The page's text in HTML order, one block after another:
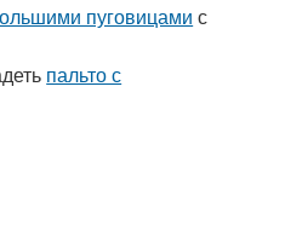
пуговицами с
пальто с